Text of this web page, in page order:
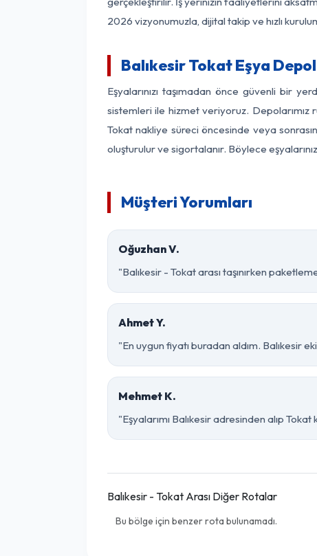
2026 vizyonumuzla, dijital takip ve hızlı
Balıkesir Tokat Eşya
Eşyalarınızı taşımadan önce güvenli bir
sistemleri ile hizmet veriyoruz.
Tokat nakliye süreci öncesinde veya
oluşturulur ve sigortalanır. Böylece
Müşteri Yorumları
Oğuzhan V.
"Balıkesir - Tokat arası taşınırken
Ahmet Y.
"En uygun fiyatı buradan aldım. Balıkesir
Mehmet K.
"Eşyalarımı Balıkesir adresinden alıp
Balıkesir - Tokat Arası Diğer Rotalar
Bu bölge için benzer rota bulunamadı.